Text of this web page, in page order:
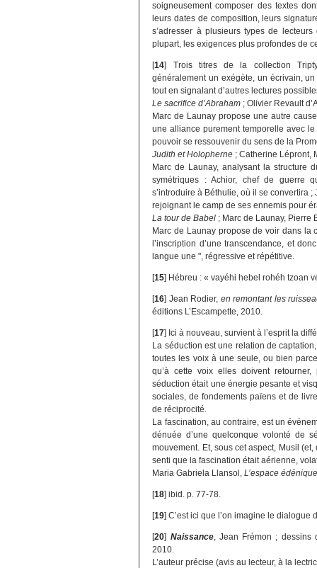
soigneusement composer des textes
leurs dates de composition, leurs
s’adresser à plusieurs types de
plupart, les exigences plus profondes de
[14] Trois titres de la collection
généralement un exégète, un écrivain,
tout en signalant d’autres lectures
Le sacrifice d’Abraham ; Olivier Revault
Marc de Launay propose une autre
une alliance purement temporelle avec le
pouvoir se ressouvenir du sens de la
Judith et Holopherne ; Catherine Lépront,
Marc de Launay, analysant la structure
symétriques : Achior, chef de guerre
s’introduire à Béthulie, où il se convertira
rejoignant le camp de ses ennemis pour
La tour de Babel ; Marc de Launay, Pierre
Marc de Launay propose de voir dans la
l’inscription d’une transcendance, et
langue une ", régressive et répétitive.
[15] Hébreu : « vayéhi hebel rohéh tzoan
[16] Jean Rodier, en remontant les
éditions L’Escampette, 2010.
[17] Ici à nouveau, survient à l’esprit la
La séduction est une relation de
toutes les voix à une seule, ou bien
qu’à cette voix elles doivent
séduction était une énergie pesante et
sociales, de fondements païens et de
de réciprocité.
La fascination, au contraire, est un
dénuée d’une quelconque volonté de
mouvement. Et, sous cet aspect, Musil
senti que la fascination était aérienne,
Maria Gabriela Llansol,L’espace
[18]ibid. p. 77-78.
[19]C’est ici que l’on imagine le dialogue
[20] Naissance, Jean Frémon ; dessins
2010.
L’auteur précise (avis au lecteur, à la